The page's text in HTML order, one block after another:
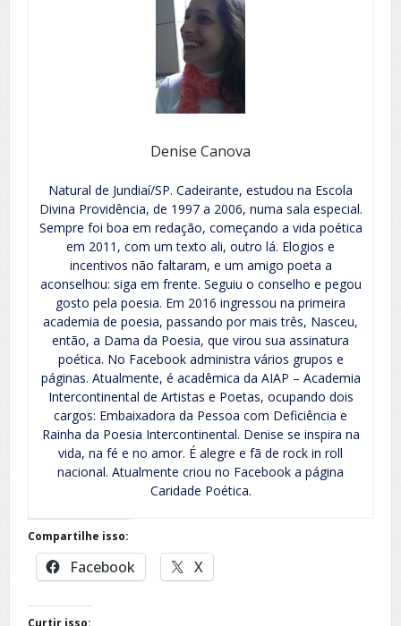
Denise Canova
Natural de Jundiaí/SP. Cadeirante, estudou na Escola
Divina Providência, de 1997 a 2006, numa sala especial.
Sempre foi boa em redação, começando a vida poética
em 2011, com um texto ali, outro lá. Elogios e
incentivos não faltaram, e um amigo poeta a
aconselhou: siga em frente. Seguiu o conselho e pegou
gosto pela poesia. Em 2016 ingressou na primeira
academia de poesia, passando por mais três, Nasceu,
então, a Dama da Poesia, que virou sua assinatura
poética. No Facebook administra vários grupos e
páginas. Atualmente, é acadêmica da AIAP – Academia
Intercontinental de Artistas e Poetas, ocupando dois
cargos: Embaixadora da Pessoa com Deficiência e
Rainha da Poesia Intercontinental. Denise se inspira na
vida, na fé e no amor. É alegre e fã de rock in roll
nacional. Atualmente criou no Facebook a página
Caridade Poética.
Compartilhe isso:
Facebook X
Curtir isso: